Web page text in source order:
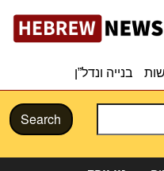
בנייה ונדל”ן
Search